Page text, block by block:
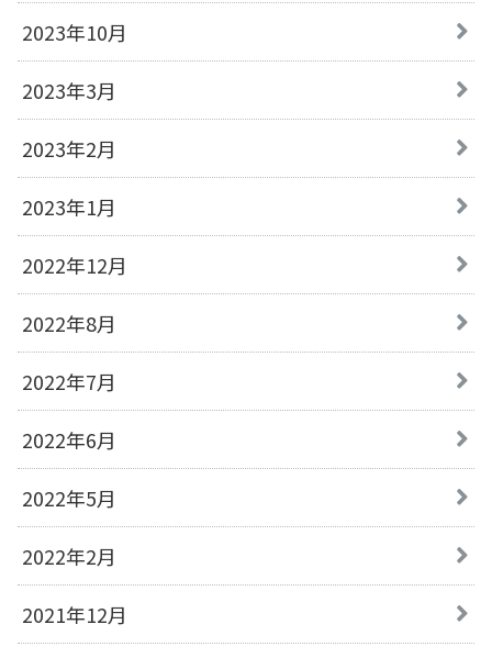
2023年10月
2023年3月
2023年2月
2023年1月
2022年12月
2022年8月
2022年7月
2022年6月
2022年5月
2022年2月
2021年12月